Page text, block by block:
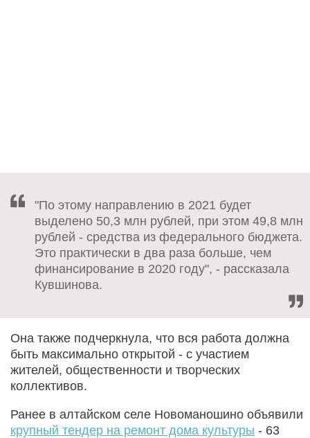
"По этому направлению в 2021 будет
выделено 50,3 млн рублей, при этом 49,8 млн
рублей - средства из федерального бюджета.
Это практически в два раза больше, чем
финансирование в 2020 году", - рассказала
Кувшинова.
Она также подчеркнула, что вся работа должна
быть максимально открытой - с участием
жителей, общественности и творческих
коллективов.
Ранее в алтайском селе Новоманошино объявили
крупный тендер на ремонт дома культуры - 63